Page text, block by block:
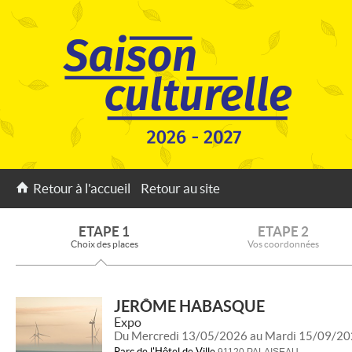
Retour à l'accueil Retour au site
ETAPE 1
Choix des places
ETAPE 2
Vos coordonnées
JERÔME HABASQUE
Expo
Du Mercredi 13/05/2026 au Mardi 15/09/